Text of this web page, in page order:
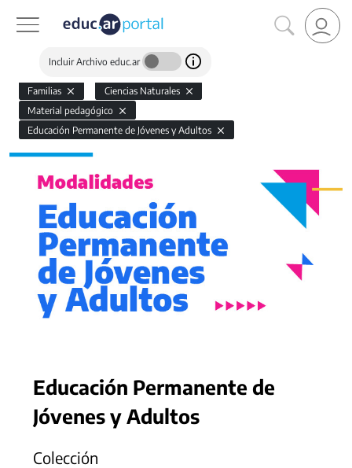
Incluir Archivo educ.ar
Familias
Ciencias Naturales
Material pedagógico
Educación Permanente de Jóvenes y Adultos
Educación Permanente de
Jóvenes y Adultos
Colección